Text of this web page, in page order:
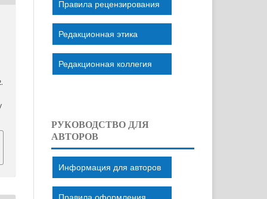
Правила рецензирования
Редакционная этика
Редакционная коллегия
РУКОВОДСТВО ДЛЯ
АВТОРОВ
Информация для авторов
Правила оформления